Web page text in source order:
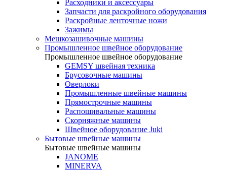
Расходники и аксессуары
Запчасти для раскройного оборудования
Раскройные ленточные ножи
Зажимы
Мешкозашивочные машины
Промышленное швейное оборудование
Промышленное швейное оборудование
GEMSY швейная техника
Брусовочные машины
Оверлоки
Промышленные швейные машины
Прямострочные машины
Распошивальные машины
Скорняжные машины
Швейное оборудование Juki
Бытовые швейные машины
Бытовые швейные машины
JANOME
MINERVA